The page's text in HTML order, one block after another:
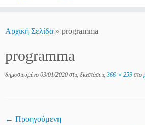
Αρχική Σελίδα » programma
programma
δημοσιευμένο 03/01/2020 στις διαστάσεις 366 × 259 στο
← Προηγούμενη